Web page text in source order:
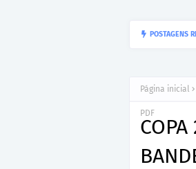
POSTAGENS
Página inicial
PDF